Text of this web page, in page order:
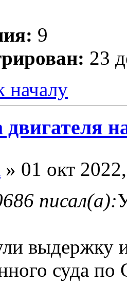
9
23
началу
двигателя
» 01 окт
писал(а):
выдержку
суда